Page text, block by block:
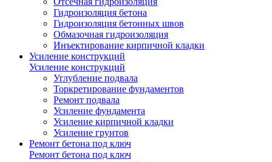
Гидроизоляция бетона
Гидроизоляция бетонных швов
Обмазочная гидроизоляция
Инъектирование кирпичной кладки
Усиление конструкций
Усиление конструкций
Углубление подвала
Торкретирование фундаментов
Ремонт подвала
Усиление фундамента
Усиление кирпичной кладки
Усиление грунтов
Ремонт бетона под ключ
Ремонт бетона под ключ